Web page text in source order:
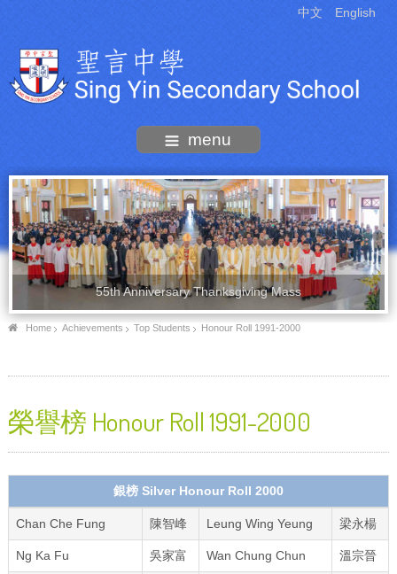
中文 English
menu
55th Anniversary Thanksgiving Mass
Home Achievements Top Students Honour Roll 1991-2000
榮譽榜 Honour Roll 1991-2000
銀榜 Silver Honour Roll 2000
Chan Che Fung 陳智峰 Leung Wing Yeung 梁永楊
Ng Ka Fu 吳家富 Wan Chung Chun 溫宗晉